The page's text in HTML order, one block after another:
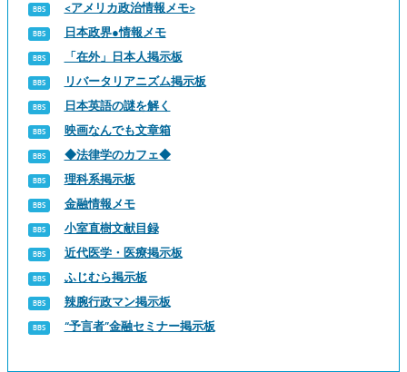
<アメリカ政治情報メモ>
日本政界●情報メモ
「在外」日本人掲示板
リバータリアニズム掲示板
日本英語の謎を解く
映画なんでも文章箱
◆法律学のカフェ◆
理科系掲示板
金融情報メモ
小室直樹文献目録
近代医学・医療掲示板
ふじむら掲示板
辣腕行政マン掲示板
“予言者”金融セミナー掲示板